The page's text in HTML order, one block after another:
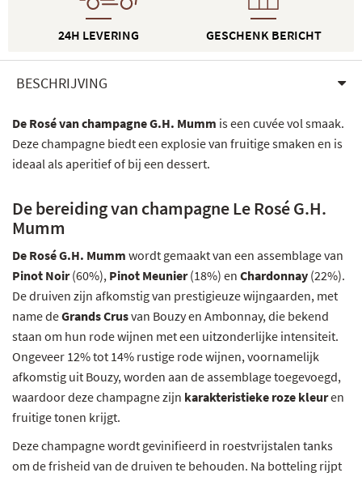
24H LEVERING GESCHENK BERICHT
BESCHRIJVING
De Rosé van champagne G.H. Mumm is een cuvée vol smaak.
Deze champagne biedt een explosie van fruitige smaken en is
ideaal als aperitief of bij een dessert.
De bereiding van champagne Le Rosé G.H.
Mumm
De Rosé G.H. Mumm wordt gemaakt van een assemblage van
Pinot Noir(60%), Pinot Meunier(18%) en Chardonnay (22%).
De druiven zijn afkomstig van prestigieuze wijngaarden, met
name deGrands Crusvan Bouzy en Ambonnay, die bekend
staan om hun rode wijnen met een uitzonderlijke intensiteit.
Ongeveer 12% tot 14% rustige rode wijnen, voornamelijk
afkomstig uit Bouzy, worden aan de assemblage toegevoegd,
waardoor deze champagne zijn karakteristieke roze kleuren
fruitige tonen krijgt.
Deze champagne wordt gevinifieerd in roestvrijstalen tanks
om de frisheid van de druiven te behouden. Na botteling rijpt